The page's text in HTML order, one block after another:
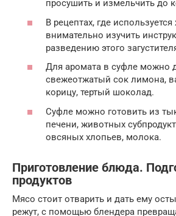
просушить и измельчить до
В рецептах, где
внимательно изучить
разведению этого
Для аромата в суфле можно
свежеотжатый сок лимона,
корицу, тертый шоколад.
Суфле можно готовить из
печени, животных
овсяных хлопьев, молока.
Приготовление блюда.
продуктов
Мясо стоит отварить и дать ему
режут, с помощью блендера